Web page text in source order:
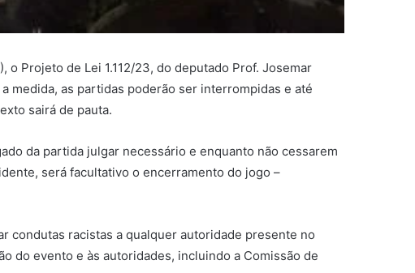
Projeto de Lei 1.112/23, do deputado Prof. Josemar
medida, as partidas poderão ser interrompidas e até
sairá de pauta.
da partida julgar necessário e enquanto não cessarem
será facultativo o encerramento do jogo –
condutas racistas a qualquer autoridade presente no
do evento e às autoridades, incluindo a Comissão de